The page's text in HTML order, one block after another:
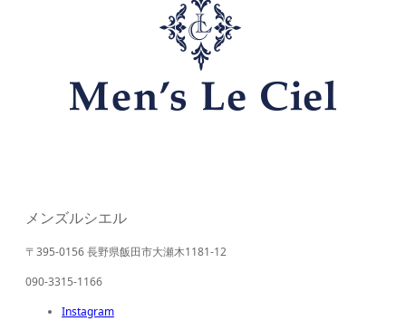
メンズルシエル
〒395-0156 長野県飯田市大瀬木1181-12
090-3315-1166
Instagram